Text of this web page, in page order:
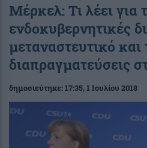
Μέρκελ: Τι λέει για
ενδοκυβερνητικές
μεταναστευτικό και
διαπραγματεύσεις
δημοσιεύτηκε:17:35, 1 Ιουλίου 2018